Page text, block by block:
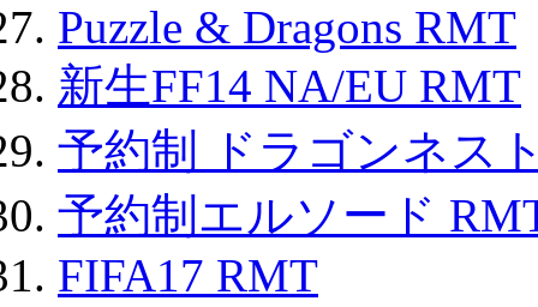
Puzzle & Dragons RMT
新生FF14 NA/EU RMT
予約制 ドラゴンネス
予約制エルソード
FIFA17 RMT